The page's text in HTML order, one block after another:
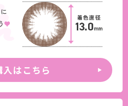
♥
入はこちら